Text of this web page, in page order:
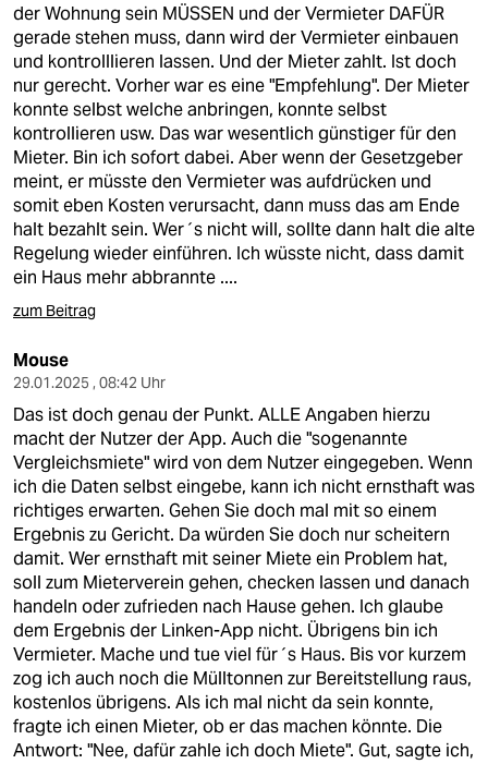
der Wohnung sein MÜSSEN und der Vermieter DAFÜR
gerade stehen muss, dann wird der Vermieter einbauen
und kontrolllieren lassen. Und der Mieter zahlt. Ist doch
nur gerecht. Vorher war es eine "Empfehlung". Der Mieter
konnte selbst welche anbringen, konnte selbst
kontrollieren usw. Das war wesentlich günstiger für den
Mieter. Bin ich sofort dabei. Aber wenn der Gesetzgeber
meint, er müsste den Vermieter was aufdrücken und
somit eben Kosten verursacht, dann muss das am Ende
halt bezahlt sein. Wer´s nicht will, sollte dann halt die alte
Regelung wieder einführen. Ich wüsste nicht, dass damit
ein Haus mehr abbrannte ....
zum Beitrag
Mouse
29.01.2025 , 08:42 Uhr
Das ist doch genau der Punkt. ALLE Angaben hierzu
macht der Nutzer der App. Auch die "sogenannte
Vergleichsmiete" wird von dem Nutzer eingegeben. Wenn
ich die Daten selbst eingebe, kann ich nicht ernsthaft was
richtiges erwarten. Gehen Sie doch mal mit so einem
Ergebnis zu Gericht. Da würden Sie doch nur scheitern
damit. Wer ernsthaft mit seiner Miete ein Problem hat,
soll zum Mieterverein gehen, checken lassen und danach
handeln oder zufrieden nach Hause gehen. Ich glaube
dem Ergebnis der Linken-App nicht. Übrigens bin ich
Vermieter. Mache und tue viel für´s Haus. Bis vor kurzem
zog ich auch noch die Mülltonnen zur Bereitstellung raus,
kostenlos übrigens. Als ich mal nicht da sein konnte,
fragte ich einen Mieter, ob er das machen könnte. Die
Antwort: "Nee, dafür zahle ich doch Miete". Gut, sagte ich,